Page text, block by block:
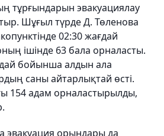
тұрғындарын эвакуациялау
Шұғыл түрде Д. Төленова
02:30 жағдай
ішінде 63 бала орналасты.
бойынша алдын ала
саны айтарлықтай өсті.
154 адам орналастырылды,
эвакуация орындары да